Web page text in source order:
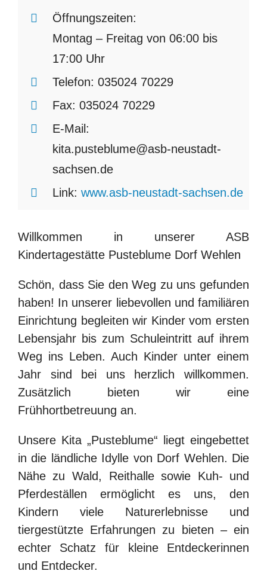
Öffnungszeiten:
Montag – Freitag von 06:00 bis
17:00 Uhr
Telefon: 035024 70229
Fax: 035024 70229
E-Mail:
kita.pusteblume@asb-neustadt-
sachsen.de
Link: www.asb-neustadt-sachsen.de
Willkommen in unserer ASB
Kindertagestätte Pusteblume Dorf Wehlen
Schön, dass Sie den Weg zu uns gefunden
haben! In unserer liebevollen und familiären
Einrichtung begleiten wir Kinder vom ersten
Lebensjahr bis zum Schuleintritt auf ihrem
Weg ins Leben. Auch Kinder unter einem
Jahr sind bei uns herzlich willkommen.
Zusätzlich bieten wir eine
Frühhortbetreuung an.
Unsere Kita „Pusteblume“ liegt eingebettet
in die ländliche Idylle von Dorf Wehlen. Die
Nähe zu Wald, Reithalle sowie Kuh- und
Pferdeställen ermöglicht es uns, den
Kindern viele Naturerlebnisse und
tiergestützte Erfahrungen zu bieten – ein
echter Schatz für kleine Entdeckerinnen
und Entdecker.
Finden Sie schnell, was